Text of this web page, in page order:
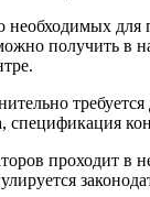
для
получить в
требуется
спецификация
проходит в